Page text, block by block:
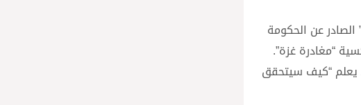
عن الحكومة
“مغادرة غزة”.
يعلم “كيف سيتحقق